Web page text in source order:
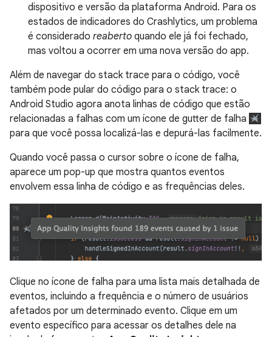
dispositivo e versão da plataforma Android. Para os
estados de indicadores do Crashlytics, um problema
é considerado reaberto quando ele já foi fechado,
mas voltou a ocorrer em uma nova versão do app.
Além de navegar do stack trace para o código, você
também pode pular do código para o stack trace: o
Android Studio agora anota linhas de código que estão
relacionadas a falhas com um ícone de gutter de falha
para que você possa localizá-las e depurá-las facilmente.
Quando você passa o cursor sobre o ícone de falha,
aparece um pop-up que mostra quantos eventos
envolvem essa linha de código e as frequências deles.
Clique no ícone de falha para uma lista mais detalhada de
eventos, incluindo a frequência e o número de usuários
afetados por um determinado evento. Clique em um
evento específico para acessar os detalhes dele na